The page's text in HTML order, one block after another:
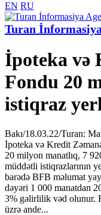
EN RU
Turan
İpoteka və
Fondu 20
istiqraz
Bakı/18.03.22/Turan:
İpoteka və Kredit
20 milyon manatlıq, 7
müddətli istiqrazlarının
barədə BFB məlumat
dəyəri 1 000 manatdan
3% gəlirlilik vəd olunur.
üzrə ande...